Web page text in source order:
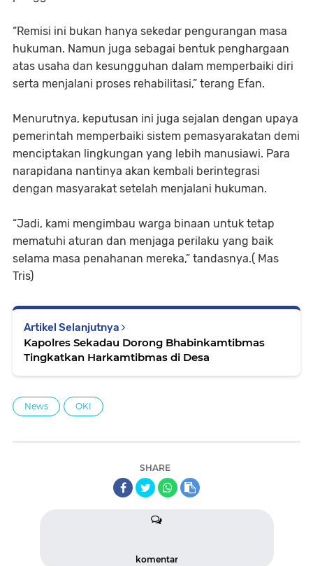
“Remisi ini bukan hanya sekedar pengurangan masa
hukuman. Namun juga sebagai bentuk penghargaan
atas usaha dan kesungguhan dalam memperbaiki diri
serta menjalani proses rehabilitasi,” terang Efan.
Menurutnya, keputusan ini juga sejalan dengan upaya
pemerintah memperbaiki sistem pemasyarakatan demi
menciptakan lingkungan yang lebih manusiawi. Para
narapidana nantinya akan kembali berintegrasi
dengan masyarakat setelah menjalani hukuman.
“Jadi, kami mengimbau warga binaan untuk tetap
mematuhi aturan dan menjaga perilaku yang baik
selama masa penahanan mereka,” tandasnya.( Mas
Tris)
Artikel Selanjutnya
Kapolres Sekadau Dorong Bhabinkamtibmas
Tingkatkan Harkamtibmas di Desa
News OKI
SHARE
komentar